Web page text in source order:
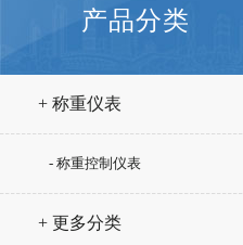
产品分类
+ 称重仪表
- 称重控制仪表
+ 更多分类